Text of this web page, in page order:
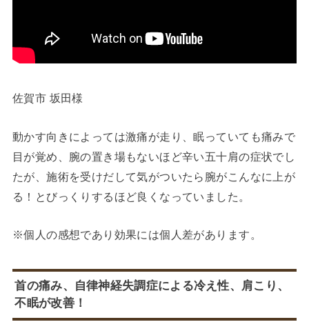
佐賀市 坂田様
動かす向きによっては激痛が走り、眠っていても痛みで
目が覚め、腕の置き場もないほど辛い五十肩の症状でし
たが、施術を受けだして気がついたら腕がこんなに上が
る！とびっくりするほど良くなっていました。
※個人の感想であり効果には個人差があります。
首の痛み、自律神経失調症による冷え性、肩こり、
不眠が改善！